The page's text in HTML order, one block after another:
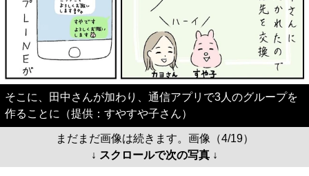
そこに、田中さんが加わり、通信アプリで3人のグループを
作ることに（提供：すやすや子さん）
まだまだ画像は続きます。画像（4/19）
↓ スクロールで次の写真 ↓